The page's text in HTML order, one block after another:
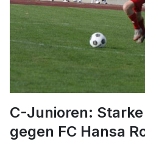
C-Junioren:
gegen FC Hansa